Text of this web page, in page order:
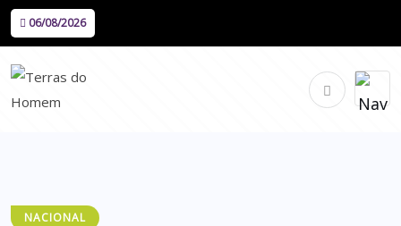
06/08/2026
NACIONAL